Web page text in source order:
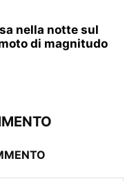
nella notte sul
di magnitudo